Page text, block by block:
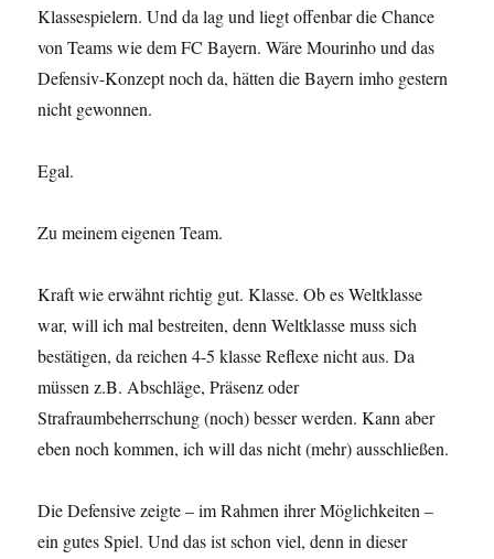
Klassespielern. Und da lag und liegt offenbar die Chance
von Teams wie dem FC Bayern. Wäre Mourinho und das
Defensiv-Konzept noch da, hätten die Bayern imho gestern
nicht gewonnen.
Egal.
Zu meinem eigenen Team.
Kraft wie erwähnt richtig gut. Klasse. Ob es Weltklasse
war, will ich mal bestreiten, denn Weltklasse muss sich
bestätigen, da reichen 4-5 klasse Reflexe nicht aus. Da
müssen z.B. Abschläge, Präsenz oder
Strafraumbeherrschung (noch) besser werden. Kann aber
eben noch kommen, ich will das nicht (mehr) ausschließen.
Die Defensive zeigte – im Rahmen ihrer Möglichkeiten –
ein gutes Spiel. Und das ist schon viel, denn in dieser